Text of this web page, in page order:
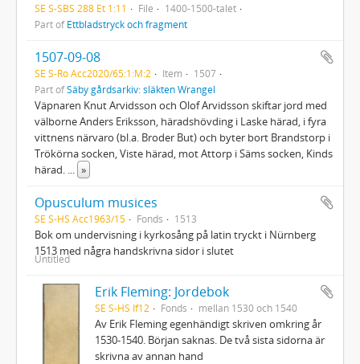
SE S-SBS 288 Et 1:11 File
1400-1500-talet
Part ofEttbladstryck och fragment
1507-09-08
SE S-Ro Acc2020/65:1:M:2 Item
1507
Part ofSäby gårdsarkiv: släkten Wrangel
Väpnaren Knut Arvidsson och Olof Arvidsson skiftar jord med
välborne Anders Eriksson, häradshövding i Laske härad, i fyra
vittnens närvaro (bl.a. Broder But) och byter bort Brandstorp i
Trökörna socken, Viste härad, mot Attorp i Säms socken, Kinds
härad.
»
Opusculum musices
SE S-HS Acc1963/15 Fonds 1513
Bok om undervisning i kyrkosång på latin tryckt i Nürnberg
1513 med några handskrivna sidor i slutet
Untitled
Erik Fleming: Jordebok
SE S-HS If12 Fonds mellan 1530 och 1540
Av Erik Fleming egenhändigt skriven omkring år
1530-1540. Början saknas. De två sista sidorna är
skrivna av annan hand